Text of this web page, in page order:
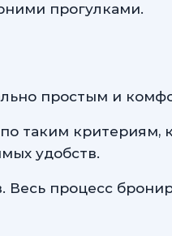
прогулками.
простым и
таким критериям,
удобств.
Весь процесс